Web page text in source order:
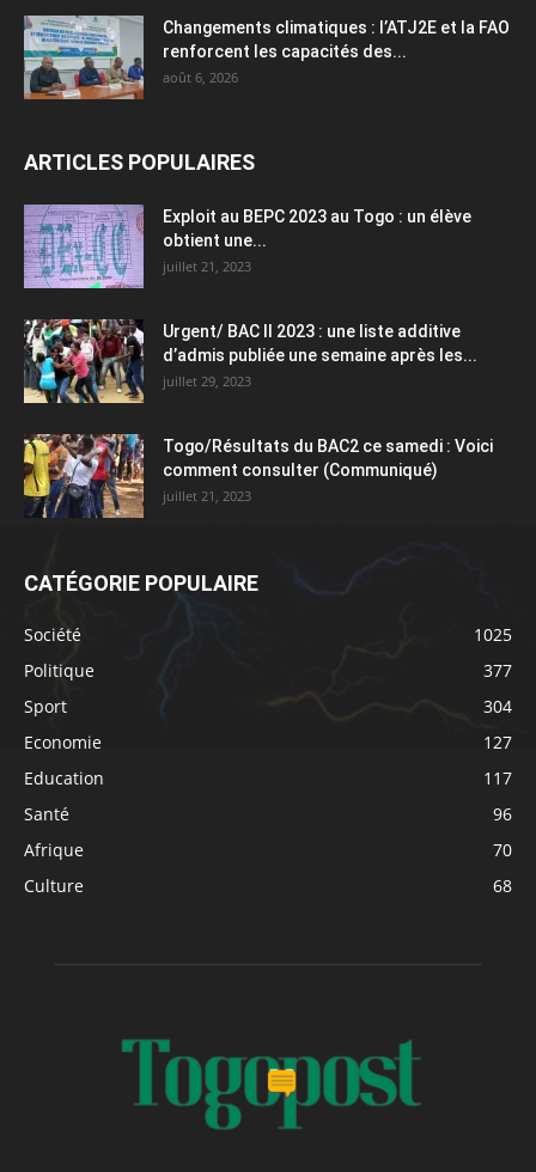
Changements climatiques : l’ATJ2E et la FAO
renforcent les capacités des...
août 6, 2026
ARTICLES POPULAIRES
Exploit au BEPC 2023 au Togo : un élève
obtient une...
juillet 21, 2023
Urgent/ BAC II 2023 : une liste additive
d’admis publiée une semaine après les...
juillet 29, 2023
Togo/Résultats du BAC2 ce samedi : Voici
comment consulter (Communiqué)
juillet 21, 2023
CATÉGORIE POPULAIRE
Société
1025
Politique
377
Sport
304
Economie
127
Education
117
Santé
96
Afrique
70
Culture
68